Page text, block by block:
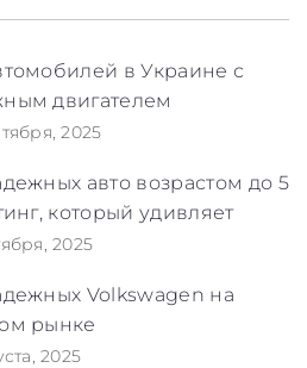
в Украине с
двигателем
2025
авто возрастом до 5
который удивляет
2025
Volkswagen на
рынке
2025